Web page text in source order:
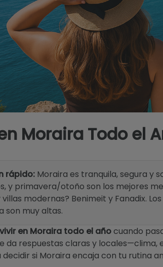
Moraira Todo el
rápido: Moraira es tranquila, segura y
y primavera/otoño son los mejores
villas modernas? Benimeit y Fanadix.
son muy altas.
vivir en Moraira todo el añocuando
da respuestas claras y locales—clima,
si Moraira encaja con tu rutina